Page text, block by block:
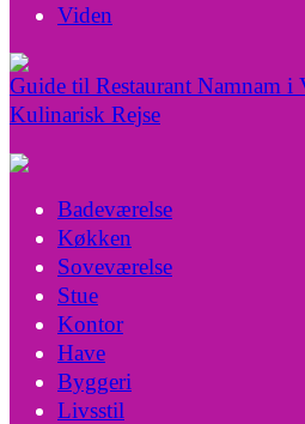
Viden
Guide til Restaurant Namnam i
Kulinarisk Rejse
Badeværelse
Køkken
Soveværelse
Stue
Kontor
Have
Byggeri
Livsstil